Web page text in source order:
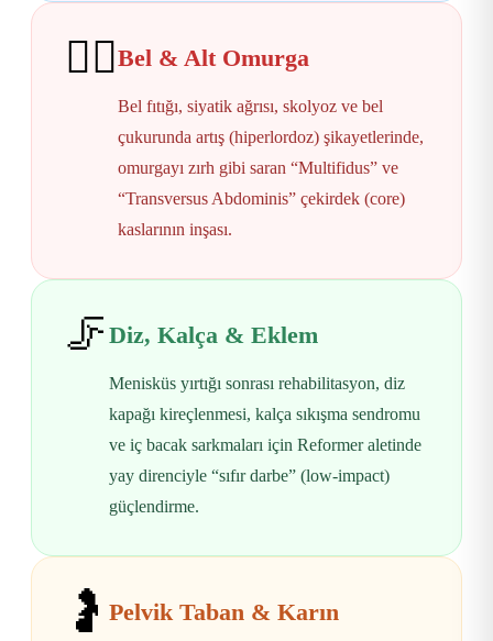
🧍‍♀️ Bel & Alt Omurga
Bel fıtığı, siyatik ağrısı, skolyoz ve bel
çukurunda artış (hiperlordoz) şikayetlerinde,
omurgayı zırh gibi saran “Multifidus” ve
“Transversus Abdominis” çekirdek (core)
kaslarının inşası.
🦵 Diz, Kalça & Eklem
Menisküs yırtığı sonrası rehabilitasyon, diz
kapağı kireçlenmesi, kalça sıkışma sendromu
ve iç bacak sarkmaları için Reformer aletinde
yay direnciyle “sıfır darbe” (low-impact)
güçlendirme.
🤰 Pelvik Taban & Karın